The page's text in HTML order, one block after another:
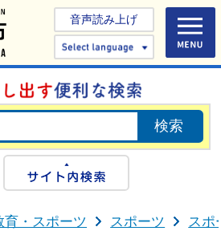
音声読み上げ
Select
Google検索
育・スポーツ スポーツ スポ